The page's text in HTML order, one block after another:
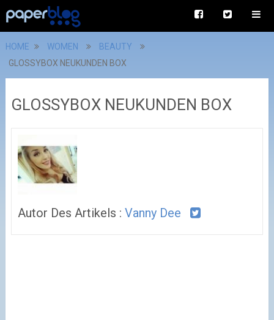
HOME WOMEN
BEAUTY
GLOSSYBOX NEUKUNDEN BOX
GLOSSYBOX NEUKUNDEN BOX
Autor Des Artikels : Vanny Dee